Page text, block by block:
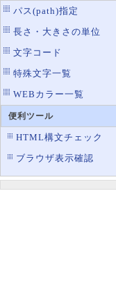
パス(path)指定
長さ・大きさの単位
文字コード
特殊文字一覧
WEBカラー一覧
便利ツール
HTML構文チェック
ブラウザ表示確認